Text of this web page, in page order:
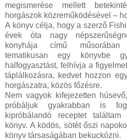
megismerése mellett
horgászok közreműködésével –
A könyv célja, hogy a szerző
évek óta nagy
konyhája című műsorában
tematikusan egy könyvbe
halfogyasztást, felhívja a
táplálkozásra, kedvet hozzon
horgászatra, közös főzésre.
Nem vagyok kifejezetten
próbáljuk gyakrabban is
kipróbálandó receptet
könyv.A ködös, sötét őszi
könyv társaságában bekuckózni.